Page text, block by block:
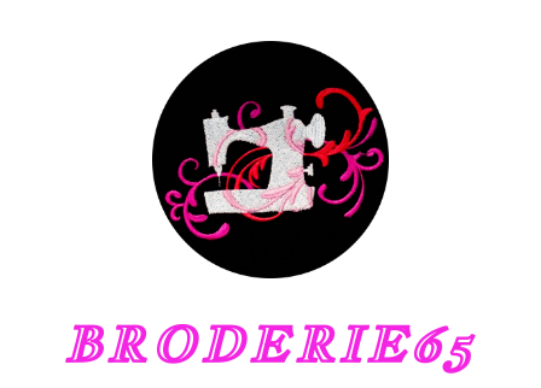
BRODERIE65